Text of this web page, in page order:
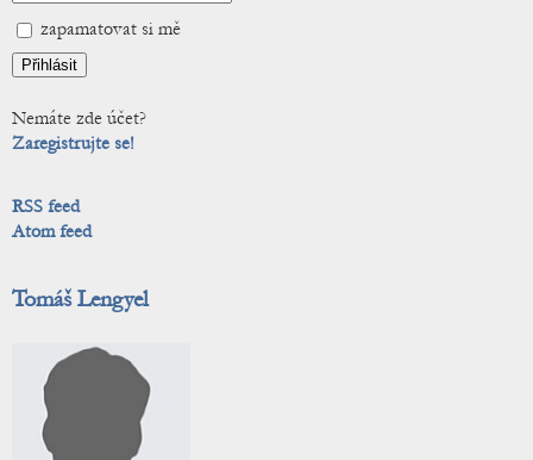
zapamatovat si mě
Nemáte zde účet?
Zaregistrujte se!
RSS feed
Atom feed
Tomáš Lengyel